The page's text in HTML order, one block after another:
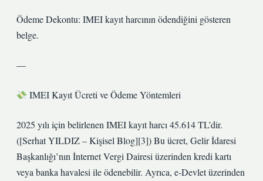
Ödeme Dekontu: IMEI kayıt harcının ödendiğini gösteren
belge.
—
IMEI Kayıt Ücreti ve Ödeme Yöntemleri
2025 yılı için belirlenen IMEI kayıt harcı 45.614 TL’dir.
([Serhat YILDIZ – Kişisel Blog][3]) Bu ücret, Gelir İdaresi
Başkanlığı’nın İnternet Vergi Dairesi üzerinden kredi kartı
veya banka havalesi ile ödenebilir. Ayrıca, e-Devlet üzerinden